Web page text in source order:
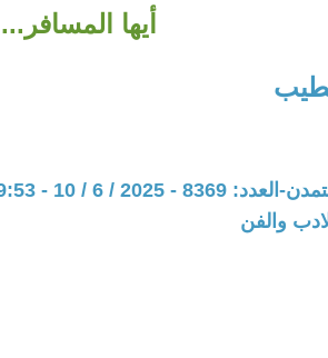
أيها
8369 - 2025 / 6 / 10 - 09:53
والفن